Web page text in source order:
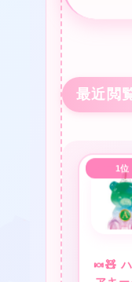
最近閲
🍬🧸